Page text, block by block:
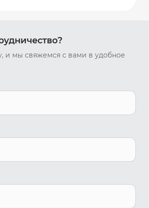
и мы свяжемся с вами в удобное